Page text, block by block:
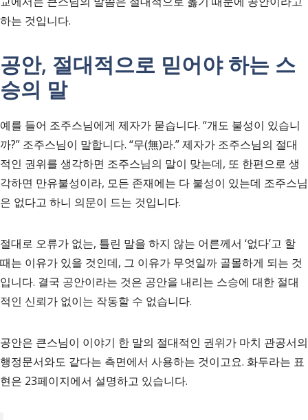
하는 것입니다.
공안, 절대적으로 믿어야 하는 스
승의 말
예를 들어 조주스님에게 제자가 묻습니다. “개도 불성이 있습니
까?” 조주스님이 말합니다. “무(無)라.” 제자가 조주스님의 절대
적인 권위를 생각하면 조주스님의 말이 맞는데, 또 한편으로 생
각하면 만유불성이라, 모든 존재에는 다 불성이 있는데 조주스님
은 없다고 하니 의문이 드는 것입니다.
절대로 오류가 없는, 틀린 말을 하지 않는 어른께서 ‘없다’고 할
때는 이유가 있을 것인데, 그 이유가 무엇일까 골몰하게 되는 것
입니다. 결국 공안이라는 것은 공안을 내리는 스승에 대한 절대
적인 신뢰가 없이는 작동할 수 없습니다.
공안은 큰스님이 이야기 한 말의 절대적인 권위가 마치 관공서의
행정문서와도 같다는 측면에서 사용하는 것이고요. 화두라는 표
현은 23페이지에서 설명하고 있습니다.